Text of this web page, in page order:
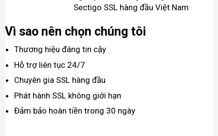
Vì sao nên chọn chúng tôi
Thương hiệu đáng tin cậy
Hỗ trợ liên tục 24/7
Chuyên gia SSL hàng đầu
Phát hành SSL không giới hạn
Đảm bảo hoàn tiền trong 30 ngày